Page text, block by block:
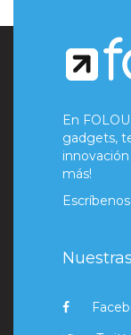
En
gadgets,
más!